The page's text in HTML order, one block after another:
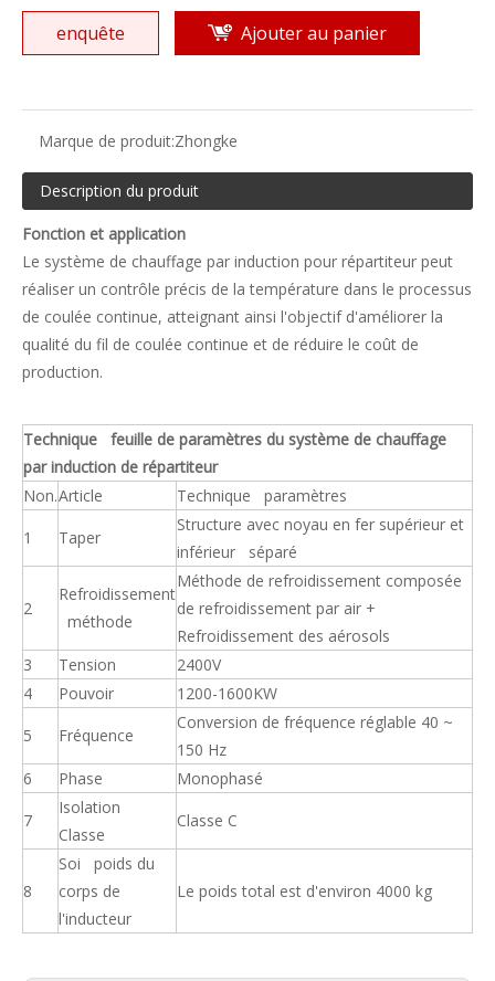
enquête Ajouter au panier
Marque de produit:Zhongke
Description du produit
Fonction et application
Le système de chauffage par induction pour répartiteur peut
réaliser un contrôle précis de la température dans le processus
de coulée continue, atteignant ainsi l'objectif d'améliorer la
qualité du fil de coulée continue et de réduire le coût de
production.
Technique feuille de paramètres du système de chauffage
par induction de répartiteur
Non.Article
Technique paramètres
1
Taper
Structure avec noyau en fer supérieur et
inférieur séparé
2
Refroidissement
méthode
Méthode de refroidissement composée
de refroidissement par air +
Refroidissement des aérosols
3
Tension
2400V
4
Pouvoir
1200-1600KW
5
Fréquence
Conversion de fréquence réglable 40 ~
150 Hz
6
Phase
Monophasé
7
Isolation
Classe
Classe C
8
Soi poids du
corps de
l'inducteur
Le poids total est d'environ 4000 kg